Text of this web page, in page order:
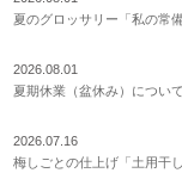
夏のグロッサリー「私の常備
2026.08.01
夏期休業（盆休み）につい
2026.07.16
梅しごとの仕上げ「土用干し